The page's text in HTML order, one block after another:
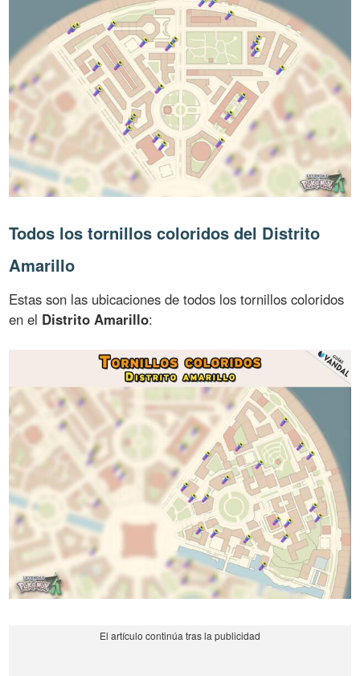
Todos los tornillos coloridos del Distrito
Amarillo
Estas son las ubicaciones de todos los tornillos coloridos
en el Distrito Amarillo: